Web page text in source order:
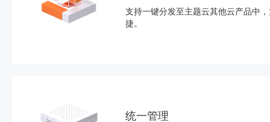
支持一键分发至主题云其他云产品中
捷。
统一管理